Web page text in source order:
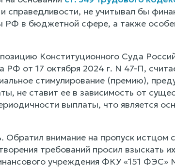
справедливости, не учитывал бы
РФ в бюджетной сфере, а также
Конституционного Суда
РФ от 17 октября 2024 г. N 47-П,
стимулирование (премию),
не ставит ее в зависимость от
выплаты, что является
Обратил внимание на пропуск истцом
требований просил взыскать
учреждения ФКУ «151